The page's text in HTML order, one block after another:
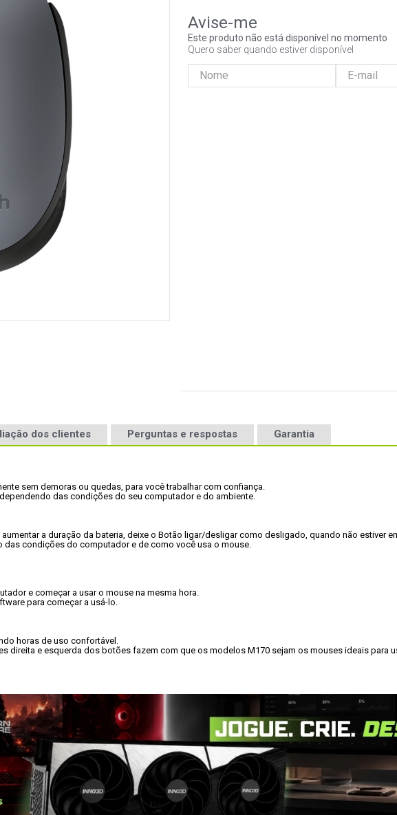
Este produto não está disponível no momento
Quero saber quando estiver disponível
dos clientes Perguntas e respostas Garantia
sem demoras ou quedas, para você trabalhar com confiança.
das condições do seu computador e do ambiente.
a duração da bateria, deixe o Botão ligar/desligar como desligado, quando não estiver
condições do computador e de como você usa o mouse.
e começar a usar o mouse na mesma hora.
para começar a usá-lo.
horas de uso confortável.
direita e esquerda dos botões fazem com que os modelos M170 sejam os mouses ideais para